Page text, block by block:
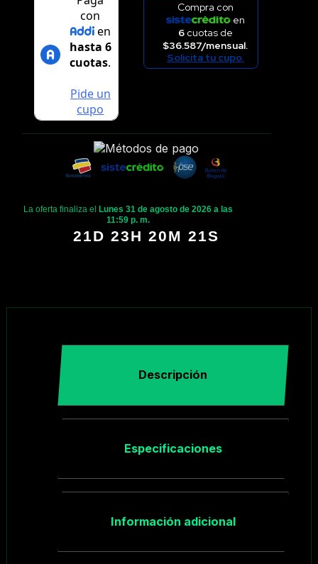
Compra con
en
6cuotas de
$36.587/mensual.
Solicita tu cupo.
La oferta finaliza el
Lunes 31 de agosto de 2026 a las
11:59 p. m.
21D 23H 20M 20S
Descripción
Especificaciones
Información adicional